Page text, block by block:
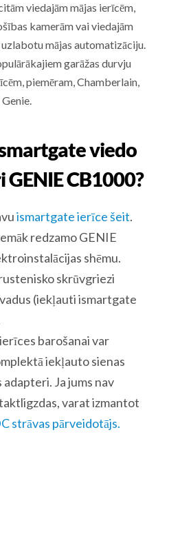
viedajām mājas ierīcēm,
kamerām vai viedajām
uzlabotu mājas automatizāciju.
garāžas durvju
piemēram, Chamberlain,
viedo
CB1000?
ismartgate ierīce šeit.
redzamo GENIE
shēmu.
skrūvgriezi
(iekļauti ismartgate
barošanai var
iekļauto sienas
adapteri. Ja jums nav
varat izmantot
strāvas pārveidotājs.